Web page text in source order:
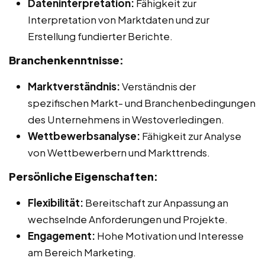
Dateninterpretation: Fähigkeit zur
Interpretation von Marktdaten und zur
Erstellung fundierter Berichte.
Branchenkenntnisse:
Marktverständnis:Verständnis der
spezifischen Markt- und Branchenbedingungen
des Unternehmens in Westoverledingen.
Wettbewerbsanalyse: Fähigkeit zur Analyse
von Wettbewerbern und Markttrends.
Persönliche Eigenschaften:
Flexibilität: Bereitschaft zur Anpassung an
wechselnde Anforderungen und Projekte.
Engagement: Hohe Motivation und Interesse
am Bereich Marketing.